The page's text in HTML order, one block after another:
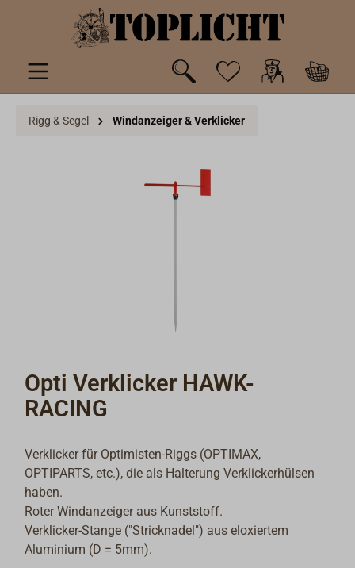
springen
Rigg & Segel Windanzeiger & Verklicker
Opti Verklicker HAWK-
RACING
Verklicker für Optimisten-Riggs (OPTIMAX,
OPTIPARTS, etc.), die als Halterung Verklickerhülsen
haben.
Roter Windanzeiger aus Kunststoff.
Verklicker-Stange ("Stricknadel") aus eloxiertem
Aluminium (D = 5mm).